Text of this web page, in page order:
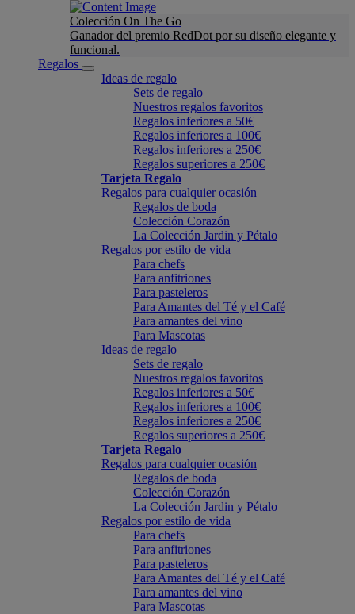
Colección On The Go
Ganador del premio RedDot por su diseño elegante y
funcional.
Regalos
Ideas de regalo
Sets de regalo
Nuestros regalos favoritos
Regalos inferiores a 50€
Regalos inferiores a 100€
Regalos inferiores a 250€
Regalos superiores a 250€
Tarjeta Regalo
Regalos para cualquier ocasión
Regalos de boda
Colección Corazón
La Colección Jardin y Pétalo
Regalos por estilo de vida
Para chefs
Para anfitriones
Para pasteleros
Para Amantes del Té y el Café
Para amantes del vino
Para Mascotas
Ideas de regalo
Sets de regalo
Nuestros regalos favoritos
Regalos inferiores a 50€
Regalos inferiores a 100€
Regalos inferiores a 250€
Regalos superiores a 250€
Tarjeta Regalo
Regalos para cualquier ocasión
Regalos de boda
Colección Corazón
La Colección Jardin y Pétalo
Regalos por estilo de vida
Para chefs
Para anfitriones
Para pasteleros
Para Amantes del Té y el Café
Para amantes del vino
Para Mascotas